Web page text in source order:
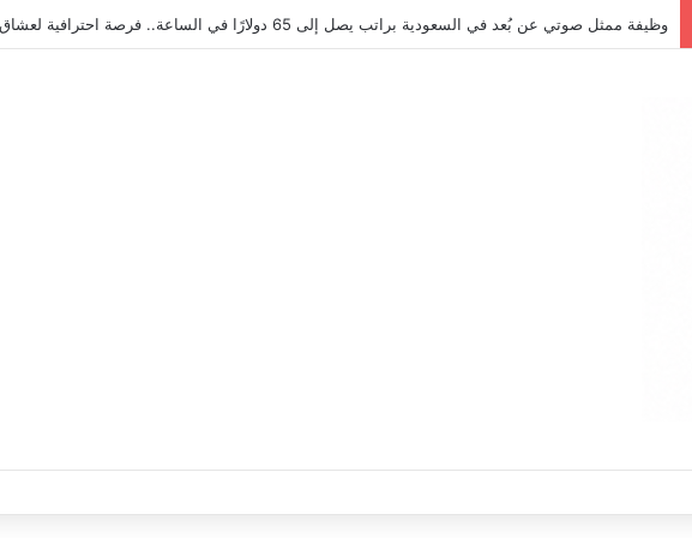
فرصة عمل كمسوق مستقل لمكتب محاماة في السعودية 2026 | اعمل بنظام العمولة وحقق دخلاً بدون خبرة